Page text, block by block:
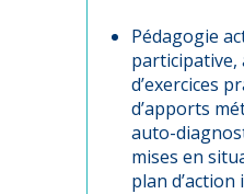
Pédagogie
participative,
d’exercices
d’apports
auto-
mises en
plan d’action